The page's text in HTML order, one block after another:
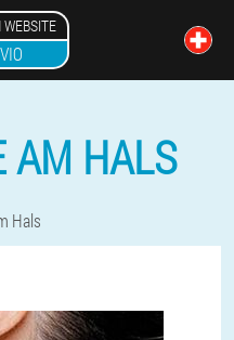
AM HALS
Hals